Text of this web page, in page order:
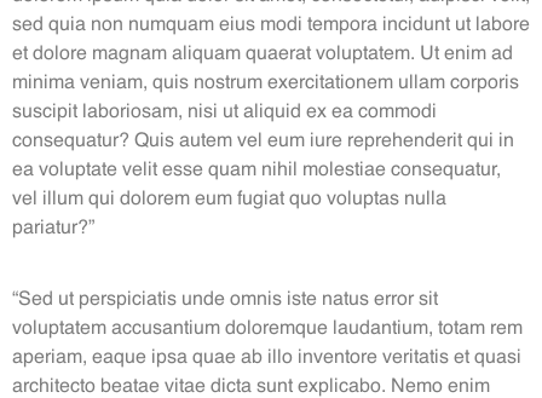
sed quia non numquam eius modi tempora incidunt ut labore
et dolore magnam aliquam quaerat voluptatem. Ut enim ad
minima veniam, quis nostrum exercitationem ullam corporis
suscipit laboriosam, nisi ut aliquid ex ea commodi
consequatur? Quis autem vel eum iure reprehenderit qui in
ea voluptate velit esse quam nihil molestiae consequatur,
vel illum qui dolorem eum fugiat quo voluptas nulla
pariatur?”
“Sed ut perspiciatis unde omnis iste natus error sit
voluptatem accusantium doloremque laudantium, totam rem
aperiam, eaque ipsa quae ab illo inventore veritatis et quasi
architecto beatae vitae dicta sunt explicabo. Nemo enim